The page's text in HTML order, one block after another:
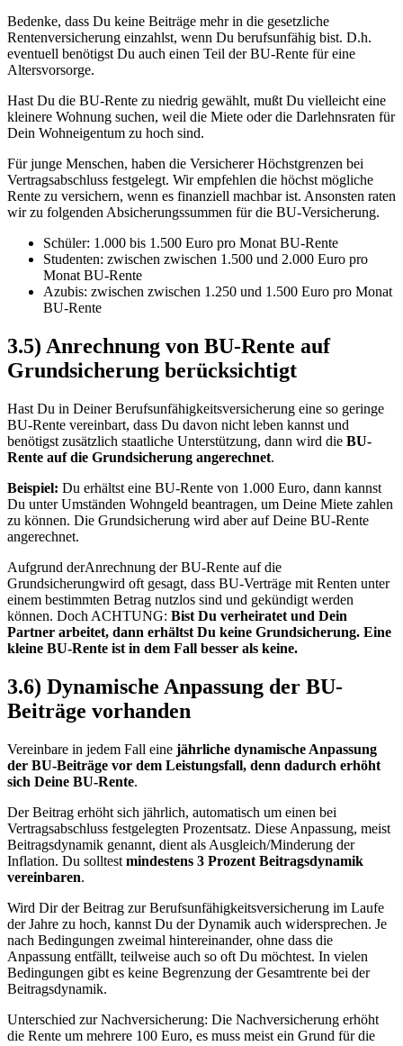
Bedenke, dass Du keine Beiträge mehr in die gesetzliche
Rentenversicherung einzahlst, wenn Du berufsunfähig bist. D.h.
eventuell benötigst Du auch einen Teil der BU-Rente für eine
Altersvorsorge.
Hast Du die BU-Rente zu niedrig gewählt, mußt Du vielleicht eine
kleinere Wohnung suchen, weil die Miete oder die Darlehnsraten für
Dein Wohneigentum zu hoch sind.
Für junge Menschen, haben die Versicherer Höchstgrenzen bei
Vertragsabschluss festgelegt. Wir empfehlen die höchst mögliche
Rente zu versichern, wenn es finanziell machbar ist. Ansonsten raten
wir zu folgenden Absicherungssummen für die BU-Versicherung.
Schüler: 1.000 bis 1.500 Euro pro Monat BU-Rente
Studenten: zwischen zwischen 1.500 und 2.000 Euro pro
Monat BU-Rente
Azubis: zwischen zwischen 1.250 und 1.500 Euro pro Monat
BU-Rente
3.5) Anrechnung von BU-Rente auf
Grundsicherung berücksichtigt
Hast Du in Deiner Berufsunfähigkeitsversicherung eine so geringe
BU-Rente vereinbart, dass Du davon nicht leben kannst und
benötigst zusätzlich staatliche Unterstützung, dann wird die BU-
Rente auf die Grundsicherung angerechnet.
Beispiel: Du erhältst eine BU-Rente von 1.000 Euro, dann kannst
Du unter Umständen Wohngeld beantragen, um Deine Miete zahlen
zu können. Die Grundsicherung wird aber auf Deine BU-Rente
angerechnet.
Aufgrund derAnrechnung der BU-Rente auf die
Grundsicherungwird oft gesagt, dass BU-Verträge mit Renten unter
einem bestimmten Betrag nutzlos sind und gekündigt werden
können. Doch ACHTUNG: Bist Du verheiratet und Dein
Partner arbeitet, dann erhältst Du keine Grundsicherung. Eine
kleine BU-Rente ist in dem Fall besser als keine.
3.6) Dynamische Anpassung der BU-
Beiträge vorhanden
Vereinbare in jedem Fall eine jährliche dynamische Anpassung
der BU-Beiträge vor dem Leistungsfall, denn dadurch erhöht
sich Deine BU-Rente.
Der Beitrag erhöht sich jährlich, automatisch um einen bei
Vertragsabschluss festgelegten Prozentsatz. Diese Anpassung, meist
Beitragsdynamik genannt, dient als Ausgleich/Minderung der
Inflation. Du solltest mindestens 3 Prozent Beitragsdynamik
vereinbaren.
Wird Dir der Beitrag zur Berufsunfähigkeitsversicherung im Laufe
der Jahre zu hoch, kannst Du der Dynamik auch widersprechen. Je
nach Bedingungen zweimal hintereinander, ohne dass die
Anpassung entfällt, teilweise auch so oft Du möchtest. In vielen
Bedingungen gibt es keine Begrenzung der Gesamtrente bei der
Beitragsdynamik.
Unterschied zur Nachversicherung: Die Nachversicherung erhöht
die Rente um mehrere 100 Euro, es muss meist ein Grund für die